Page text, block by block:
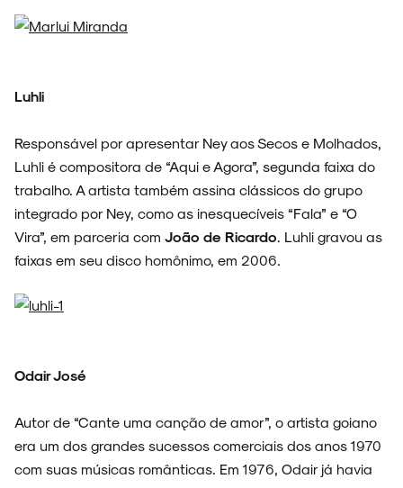
Luhli
Responsável por apresentar Ney aos Secos e Molhados,
Luhli é compositora de “Aqui e Agora”, segunda faixa do
trabalho. A artista também assina clássicos do grupo
integrado por Ney, como as inesquecíveis “Fala” e “O
Vira”, em parceria com João de Ricardo . Luhli gravou as
faixas em seu disco homônimo, em 2006.
Odair José
Autor de “Cante uma canção de amor”, o artista goiano
era um dos grandes sucessos comerciais dos anos 1970
com suas músicas românticas. Em 1976, Odair já havia